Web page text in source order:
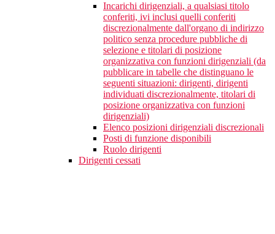
Incarichi dirigenziali, a qualsiasi titolo
conferiti, ivi inclusi quelli conferiti
discrezionalmente dall'organo di indirizzo
politico senza procedure pubbliche di
selezione e titolari di posizione
organizzativa con funzioni dirigenziali (da
pubblicare in tabelle che distinguano le
seguenti situazioni: dirigenti, dirigenti
individuati discrezionalmente, titolari di
posizione organizzativa con funzioni
dirigenziali)
Elenco posizioni dirigenziali discrezionali
Posti di funzione disponibili
Ruolo dirigenti
Dirigenti cessati